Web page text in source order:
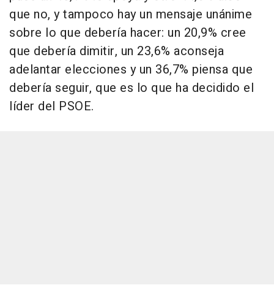
que no, y tampoco hay un mensaje unánime
sobre lo que debería hacer: un 20,9% cree
que debería dimitir, un 23,6% aconseja
adelantar elecciones y un 36,7% piensa que
debería seguir, que es lo que ha decidido el
líder del PSOE.